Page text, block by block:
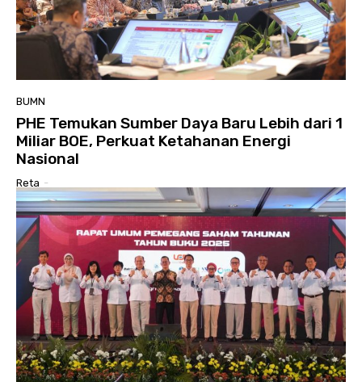
BUMN
PHE Temukan Sumber Daya Baru Lebih dari 1
Miliar BOE, Perkuat Ketahanan Energi
Nasional
Reta -